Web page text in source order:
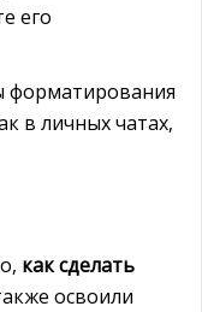
его
форматирования
в личных чатах,
как сделать
освоили